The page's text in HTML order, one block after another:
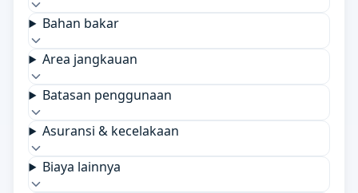
Bahan bakar
Area jangkauan
Batasan penggunaan
Asuransi & kecelakaan
Biaya lainnya